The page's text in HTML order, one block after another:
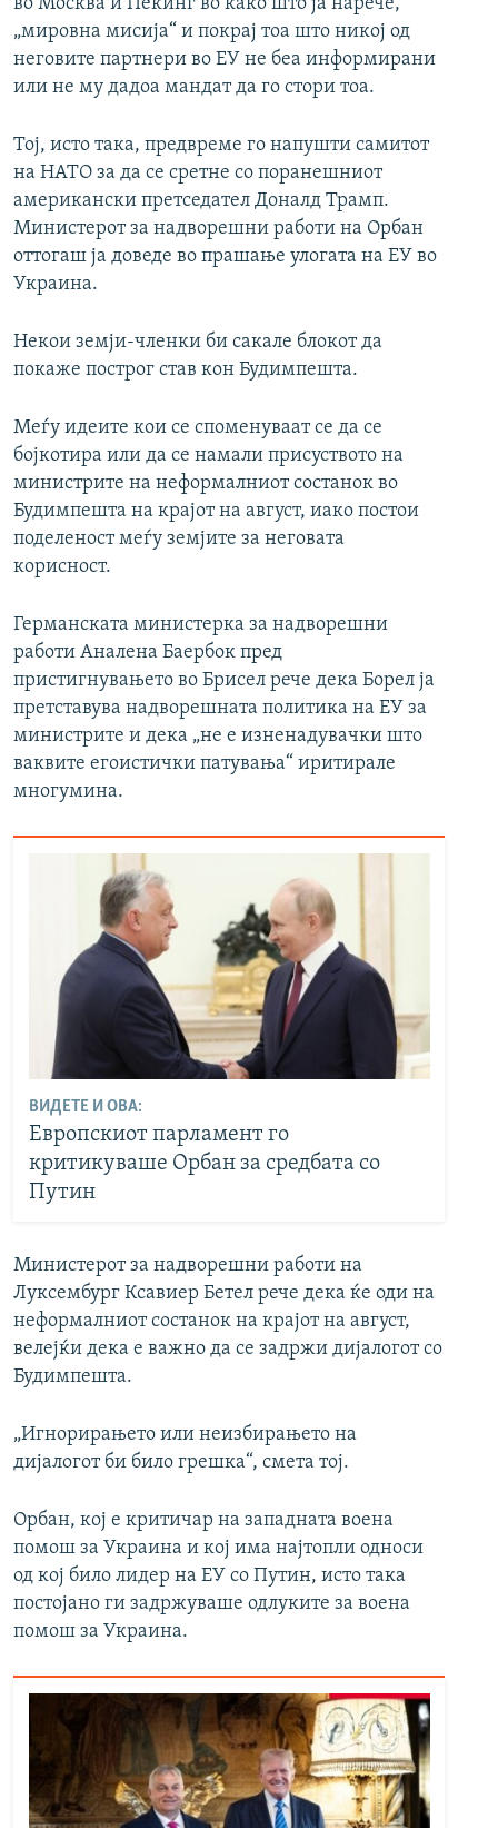
„мировна мисија“ и покрај тоа што никој од
неговите партнери во ЕУ не беа информирани
или не му дадоа мандат да го стори тоа.
Тој, исто така, предвреме го напушти самитот
на НАТО за да се сретне со поранешниот
американски претседател Доналд Трамп.
Министерот за надворешни работи на Орбан
оттогаш ја доведе во прашање улогата на ЕУ во
Украина.
Некои земји-членки би сакале блокот да
покаже построг став кон Будимпешта.
Меѓу идеите кои се споменуваат се да се
бојкотира или да се намали присуството на
министрите на неформалниот состанок во
Будимпешта на крајот на август, иако постои
поделеност меѓу земјите за неговата
корисност.
Германската министерка за надворешни
работи Аналена Баербок пред
пристигнувањето во Брисел рече дека Борел ја
претставува надворешната политика на ЕУ за
министрите и дека „не е изненадувачки што
ваквите егоистички патувања“ иритирале
многумина.
ВИДЕТЕ И ОВА:
Европскиот парламент го
критикуваше Орбан за средбата со
Путин
Министерот за надворешни работи на
Луксембург Ксавиер Бетел рече дека ќе оди на
неформалниот состанок на крајот на август,
велејќи дека е важно да се задржи дијалогот со
Будимпешта.
„Игнорирањето или неизбирањето на
дијалогот би било грешка“, смета тој.
Орбан, кој е критичар на западната воена
помош за Украина и кој има најтопли односи
од кој било лидер на ЕУ со Путин, исто така
постојано ги задржуваше одлуките за воена
помош за Украина.